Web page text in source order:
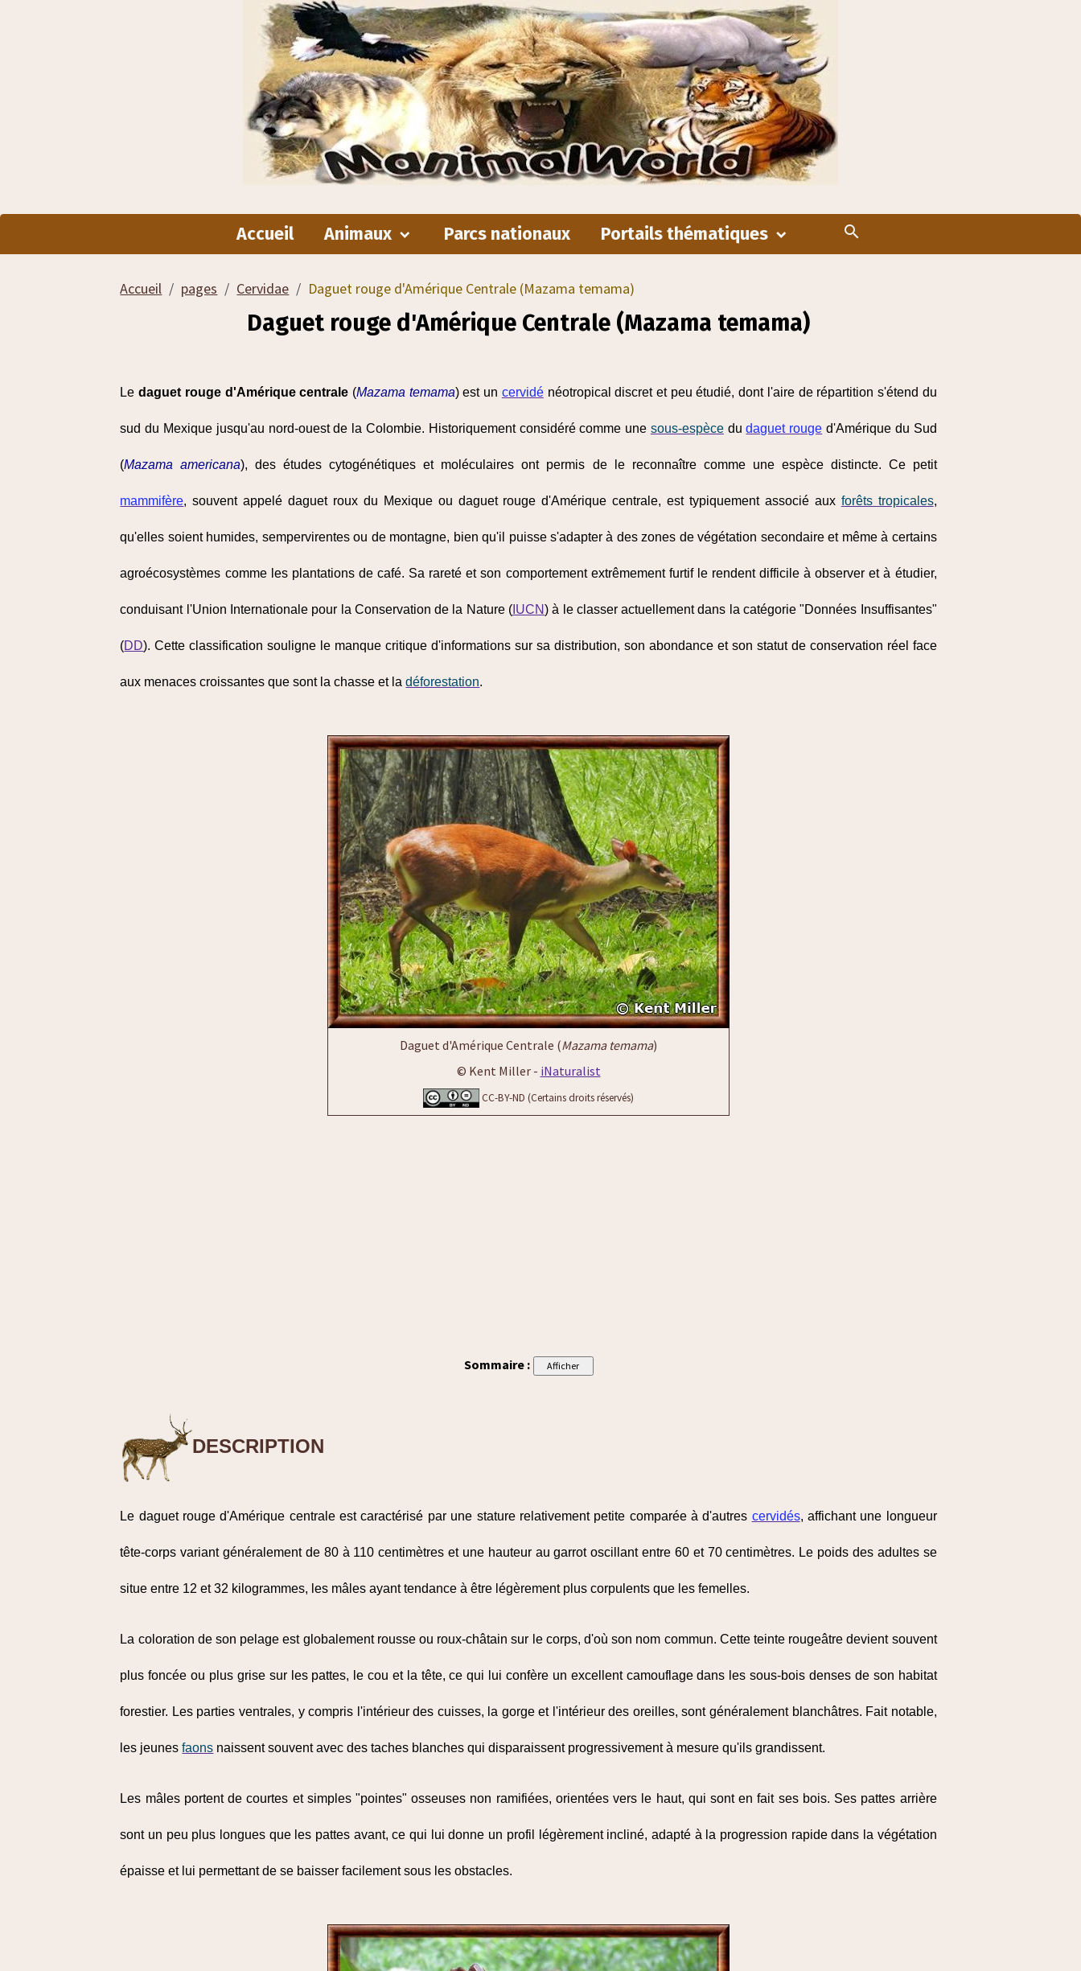
Accueil Animaux Parcs nationaux Portails thématiques
Accueil pages Cervidae Daguet rouge d'Amérique Centrale (Mazama temama)
Daguet rouge d'Amérique Centrale (Mazama temama)
Ledaguet rouge d'Amérique centrale (Mazama temama) est un cervidénéotropical discret et peu étudié, dont l'aire de répartition s'étend du
sud du Mexique jusqu'au nord-ouest de la Colombie. Historiquement considéré comme une sous-espècedudaguet rouge d'Amérique du Sud
(Mazama americana), des études cytogénétiques et moléculaires ont permis de le reconnaître comme une espèce distincte. Ce petit
mammifère, souvent appelé daguet roux du Mexique ou daguet rouge d'Amérique centrale, est typiquement associé aux forêts tropicales,
qu'elles soient humides, sempervirentes ou de montagne, bien qu'il puisse s'adapter à des zones de végétation secondaire et même à certains
agroécosystèmes comme les plantations de café. Sa rareté et son comportement extrêmement furtif le rendent difficile à observer et à étudier,
conduisant l'Union Internationale pour la Conservation de la Nature ( IUCN) à le classer actuellement dans la catégorie "Données Insuffisantes"
(DD). Cette classification souligne le manque critique d'informations sur sa distribution, son abondance et son statut de conservation réel face
aux menaces croissantes que sont la chasse et ladéforestation.
Daguet d'Amérique Centrale (Mazama temama)
© Kent Miller - iNaturalist
CC-BY-ND (Certains droits réservés)
Sommaire :
DESCRIPTION
Le daguet rouge d'Amérique centrale est caractérisé par une stature relativement petite comparée à d'autres cervidés, affichant une longueur
tête-corps variant généralement de 80 à 110 centimètres et une hauteur au garrot oscillant entre 60 et 70 centimètres. Le poids des adultes se
situe entre 12 et 32 kilogrammes, les mâles ayant tendance à être légèrement plus corpulents que les femelles.
La coloration de son pelage est globalement rousse ou roux-châtain sur le corps, d'où son nom commun. Cette teinte rougeâtre devient souvent
plus foncée ou plus grise sur les pattes, le cou et la tête, ce qui lui confère un excellent camouflage dans les sous-bois denses de son habitat
forestier. Les parties ventrales, y compris l'intérieur des cuisses, la gorge et l'intérieur des oreilles, sont généralement blanchâtres. Fait notable,
les jeunesfaons naissent souvent avec des taches blanches qui disparaissent progressivement à mesure qu'ils grandissent.
Les mâles portent de courtes et simples "pointes" osseuses non ramifiées, orientées vers le haut, qui sont en fait ses bois. Ses pattes arrière
sont un peu plus longues que les pattes avant, ce qui lui donne un profil légèrement incliné, adapté à la progression rapide dans la végétation
épaisse et lui permettant de se baisser facilement sous les obstacles.